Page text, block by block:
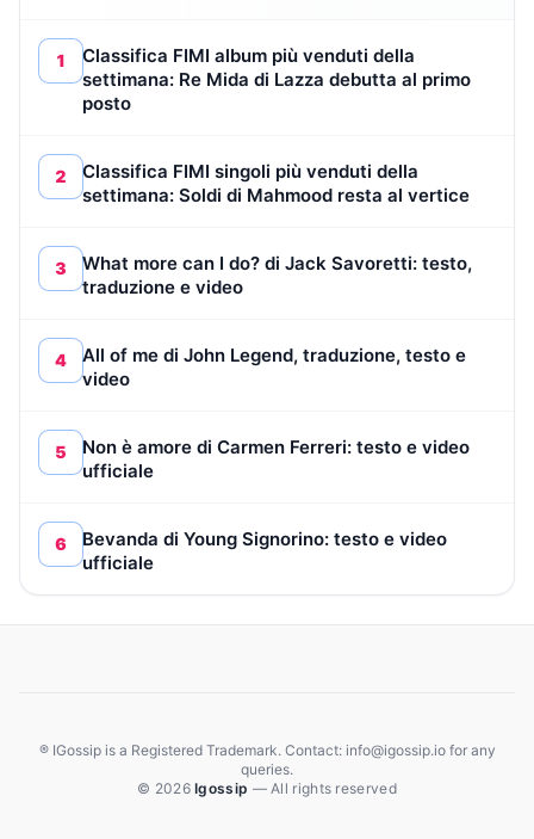
1
Classifica FIMI album più venduti della
settimana: Re Mida di Lazza debutta al primo
posto
2
Classifica FIMI singoli più venduti della
settimana: Soldi di Mahmood resta al vertice
3
What more can I do? di Jack Savoretti: testo,
traduzione e video
4
All of me di John Legend, traduzione, testo e
video
5
Non è amore di Carmen Ferreri: testo e video
ufficiale
6
Bevanda di Young Signorino: testo e video
ufficiale
® IGossip is a Registered Trademark. Contact: info@igossip.io for any
queries.
© 2026Igossip — All rights reserved